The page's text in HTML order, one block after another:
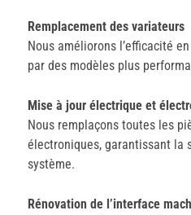
Remplacement des variateurs
Nous améliorons l’efficacité
par des modèles plus
Mise à jour électrique et
Nous remplaçons toutes les
électroniques, garantissant la
système.
Rénovation de l’interface